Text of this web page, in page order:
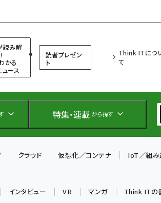
読み解
!
かる
ュース
読者プレゼン
ト
Think ITにつ
て
特集・連載 から探す
クラウド 仮想化／コンテナ IoT／組
インタビュー VR マンガ Think ITの